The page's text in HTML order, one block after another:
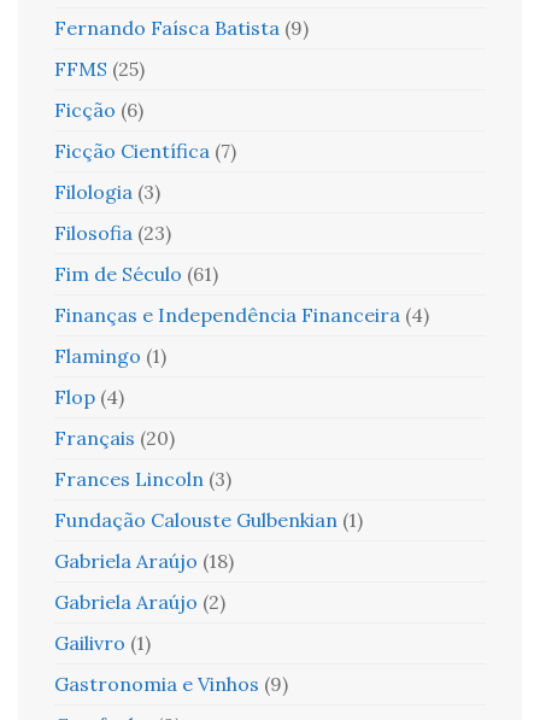
Fernando Faísca Batista (9)
FFMS (25)
Ficção (6)
Ficção Científica (7)
Filologia (3)
Filosofia (23)
Fim de Século (61)
Finanças e Independência Financeira (4)
Flamingo (1)
Flop (4)
Français (20)
Frances Lincoln (3)
Fundação Calouste Gulbenkian (1)
Gabriela Araújo (18)
Gabriela Araújo (2)
Gailivro (1)
Gastronomia e Vinhos (9)